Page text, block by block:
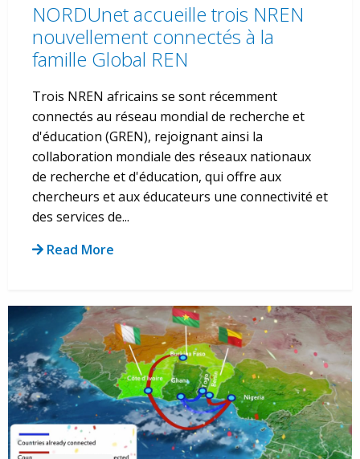
NORDUnet accueille trois NREN
nouvellement connectés à la
famille Global REN
Trois NREN africains se sont récemment
connectés au réseau mondial de recherche et
d'éducation (GREN), rejoignant ainsi la
collaboration mondiale des réseaux nationaux
de recherche et d'éducation, qui offre aux
chercheurs et aux éducateurs une connectivité et
des services de...
Read More